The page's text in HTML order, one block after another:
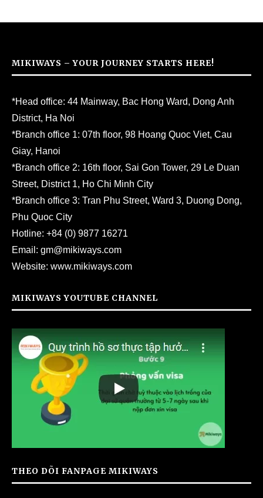
MIKIWAYS – YOUR JOURNEY STARTS HERE!
*Head office: 44 Mainway, Bac Hong Ward, Dong Anh
District, Ha Noi
*Branch office 1: 07th floor, 98 Hoang Quoc Viet, Cau
Giay, Hanoi
*Branch office 2: 16th floor, Sai Gon Tower, 29 Le Duan
Street, District 1, Ho Chi Minh City
*Branch office 3: Tran Phu Street, Ward 3, Duong Dong,
Phu Quoc City
Hotline: +84 (0) 9877 16271
Email: gm@mikiways.com
Website: www.mikiways.com
MIKIWAYS YOUTUBE CHANNEL
THEO DÕI FANPAGE MIKIWAYS